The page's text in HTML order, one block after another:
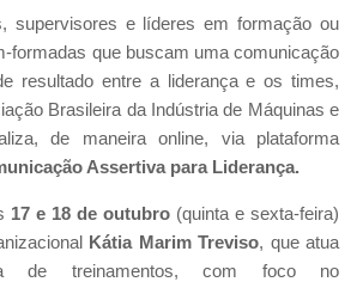
supervisores e líderes em formação ou
formadas que buscam uma comunicação
resultado entre a liderança e os times,
Brasileira da Indústria de Máquinas e
de maneira online, via plataforma
Assertiva para Liderança.
17 e 18 de outubro (quinta e sexta-feira)
Kátia Marim Treviso, que atua
de treinamentos, com foco no